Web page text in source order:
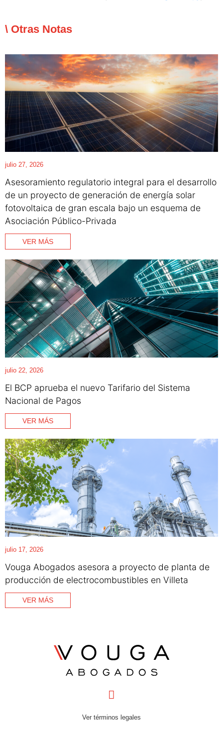
\ Otras Notas
julio 27, 2026
Asesoramiento regulatorio integral para el desarrollo
de un proyecto de generación de energía solar
fotovoltaica de gran escala bajo un esquema de
Asociación Público-Privada
VER MÁS
julio 22, 2026
El BCP aprueba el nuevo Tarifario del Sistema
Nacional de Pagos
VER MÁS
julio 17, 2026
Vouga Abogados asesora a proyecto de planta de
producción de electrocombustibles en Villeta
VER MÁS
Ver términos legales